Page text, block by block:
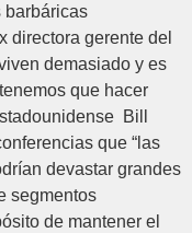
barbáricas
directora gerente del
demasiado y es
que hacer
Bill
que “las
devastar grandes
segmentos
de mantener el